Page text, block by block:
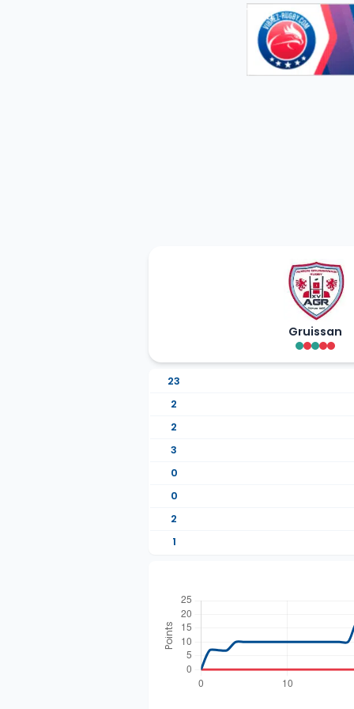
Gruissan
23
2
2
3
0
0
2
1